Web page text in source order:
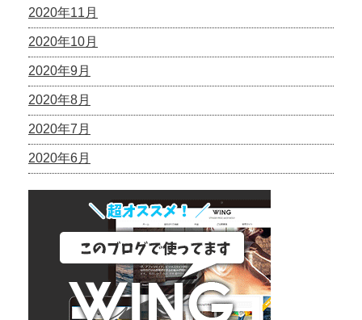
2020年11月
2020年10月
2020年9月
2020年8月
2020年7月
2020年6月